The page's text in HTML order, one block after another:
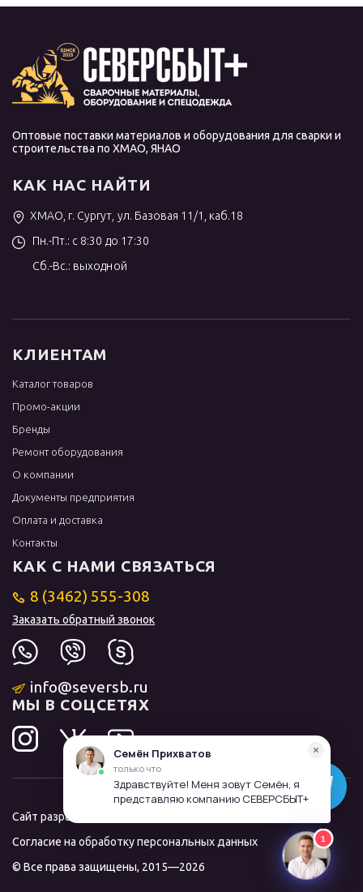
Оптовые поставки материалов и оборудования для сварки и
строительства по ХМАО, ЯНАО
КАК НАС НАЙТИ
ХМАО, г. Сургут, ул. Базовая 11/1, каб.18
Пн.-Пт.: с 8:30 до 17:30
Сб.-Вс.: выходной
КЛИЕНТАМ
Каталог товаров
Промо-акции
Бренды
Ремонт оборудования
О компании
Документы предприятия
Оплата и доставка
Контакты
КАК С НАМИ СВЯЗАТЬСЯ
8 (3462) 555-308
Заказать обратный звонок
info@seversb.ru
МЫ В СОЦСЕТЯХ
Сайт разработал и продвинул
Согласие на обработку персональных данных
© Все права защищены, 2015—2026